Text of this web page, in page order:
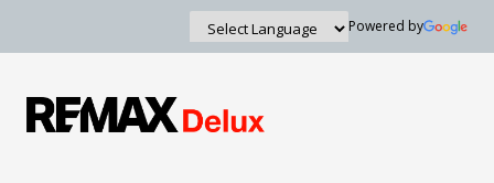
Powered by
Powered by